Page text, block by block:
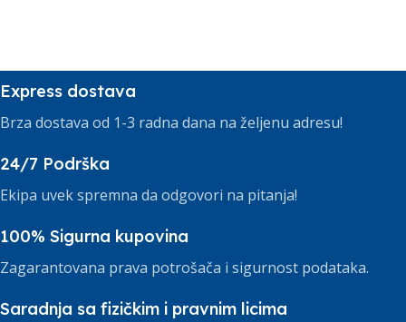
Express dostava
Brza dostava od 1-3 radna dana na željenu adresu!
24/7 Podrška
Ekipa uvek spremna da odgovori na pitanja!
100% Sigurna kupovina
Zagarantovana prava potrošača i sigurnost podataka.
Saradnja sa fizičkim i pravnim licima